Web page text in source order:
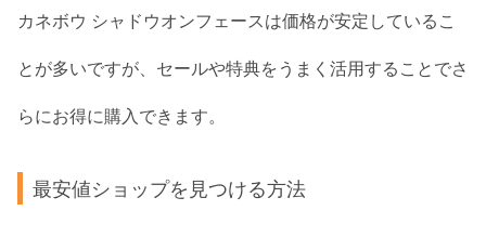
カネボウ シャドウオンフェースは価格が安定しているこ
とが多いですが、セールや特典をうまく活用することでさ
らにお得に購入できます。
最安値ショップを見つける方法